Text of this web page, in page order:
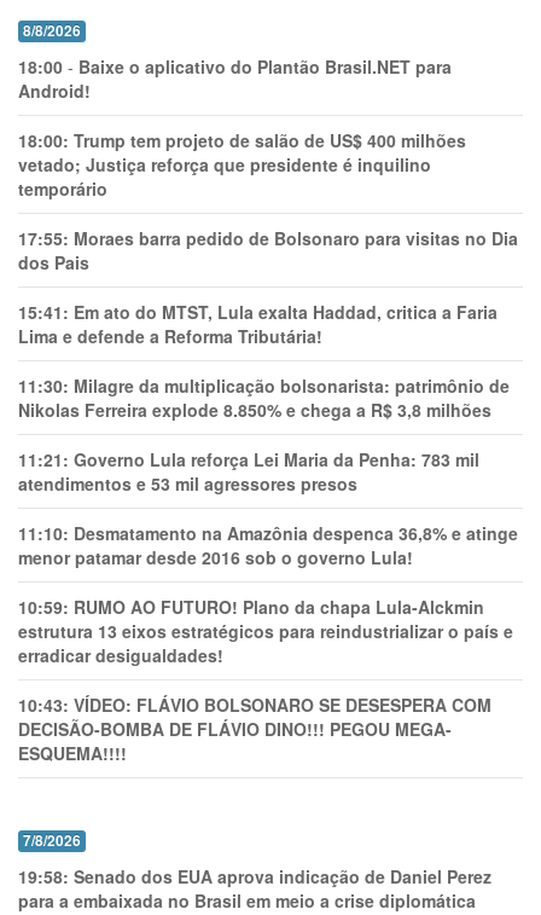
8/8/2026
18:00 - Baixe o aplicativo do Plantão Brasil.NET para
Android!
18:00: Trump tem projeto de salão de US$ 400 milhões
vetado; Justiça reforça que presidente é inquilino
temporário
17:55: Moraes barra pedido de Bolsonaro para visitas no Dia
dos Pais
15:41: Em ato do MTST, Lula exalta Haddad, critica a Faria
Lima e defende a Reforma Tributária!
11:30: Milagre da multiplicação bolsonarista: patrimônio de
Nikolas Ferreira explode 8.850% e chega a R$ 3,8 milhões
11:21: Governo Lula reforça Lei Maria da Penha: 783 mil
atendimentos e 53 mil agressores presos
11:10: Desmatamento na Amazônia despenca 36,8% e atinge
menor patamar desde 2016 sob o governo Lula!
10:59: RUMO AO FUTURO! Plano da chapa Lula-Alckmin
estrutura 13 eixos estratégicos para reindustrializar o país e
erradicar desigualdades!
10:43: VÍDEO: FLÁVIO BOLSONARO SE DESESPERA COM
DECISÃO-BOMBA DE FLÁVIO DINO!!! PEGOU MEGA-
ESQUEMA!!!!
7/8/2026
19:58: Senado dos EUA aprova indicação de Daniel Perez
para a embaixada no Brasil em meio a crise diplomática